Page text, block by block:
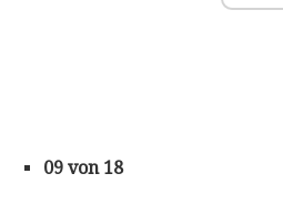
09 von 18